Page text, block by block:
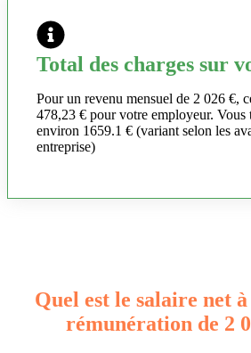
Total des charges sur
Pour un revenu mensuel de 2 026 €,
478,23 € pour votre employeur. Vous
environ 1659.1 € (variant selon les
entreprise)
Quel est le salaire net
rémunération de 2